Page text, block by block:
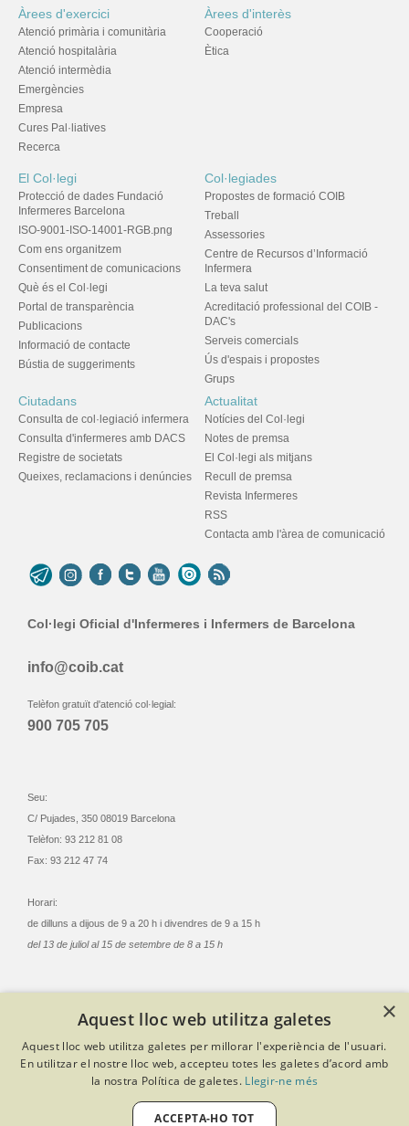
Àrees d'exercici
Atenció primària i comunitària
Atenció hospitalària
Atenció intermèdia
Emergències
Empresa
Cures Pal·liatives
Recerca
Àrees d'interès
Cooperació
Ètica
El Col·legi
Protecció de dades Fundació
Infermeres Barcelona
ISO-9001-ISO-14001-RGB.png
Com ens organitzem
Consentiment de comunicacions
Què és el Col·legi
Portal de transparència
Publicacions
Informació de contacte
Bústia de suggeriments
Col·legiades
Propostes de formació COIB
Treball
Assessories
Centre de Recursos d’Informació
Infermera
La teva salut
Acreditació professional del COIB -
DAC's
Serveis comercials
Ús d'espais i propostes
Grups
Ciutadans
Consulta de col·legiació infermera
Consulta d'infermeres amb DACS
Registre de societats
Queixes, reclamacions i denúncies
Actualitat
Notícies del Col·legi
Notes de premsa
El Col·legi als mitjans
Recull de premsa
Revista Infermeres
RSS
Contacta amb l'àrea de comunicació
Col·legi Oficial d'Infermeres i Infermers de Barcelona
info@coib.cat
Telèfon gratuït d'atenció col·legial:
900 705 705
Seu:
C/ Pujades, 350 08019 Barcelona
Telèfon: 93 212 81 08
Fax: 93 212 47 74
Horari:
de dilluns a dijous de 9 a 20 h i divendres de 9 a 15 h
del 13 de juliol al 15 de setembre de 8 a 15 h
© Col·legi Oficial Infermeres i Infermers de Barcelona
Criteris de privacitat
Política de cookies
Avís legal
Política de protecció de dades
Política de qualitat
Desenvolupat amb Softeng Portal Builder
×
Aquest lloc web utilitza galetes
Aquest lloc web utilitza galetes per millorar l'experiència de l'usuari.
En utilitzar el nostre lloc web, accepteu totes les galetes d’acord amb
la nostra Política de galetes. Llegir-ne més
ACCEPTA-HO TOT